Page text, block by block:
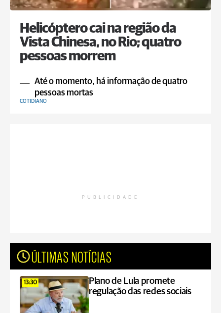
Helicóptero cai na região da
Vista Chinesa, no Rio; quatro
pessoas morrem
Até o momento, há informação de quatro
pessoas mortas
COTIDIANO
PUBLICIDADE
ÚLTIMAS NOTÍCIAS
13:30
Plano de Lula promete
regulação das redes sociais